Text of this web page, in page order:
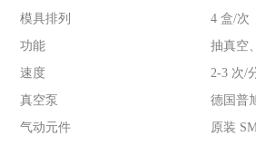
模具排列
4 盒/次
功能
抽真空
速度
2-3 次/
真空泵
德国普
气动元件
原装